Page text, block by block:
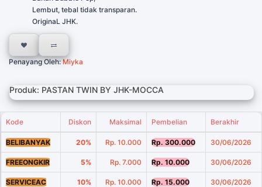
Lembut, tebal tidak transparan.
OriginaL JHK.
Penayang Oleh:Miyka
Produk: PASTAN TWIN BY JHK-MOCCA
Kode Diskon Maksimal Pembelian Berakhir
BELIBANYAK 20% Rp. 10.000 Rp. 300.000 30/06/2026
FREEONGKIR 5% Rp. 7.000 Rp. 10.000 30/06/2026
SERVICEAC 10% Rp. 10.000 Rp. 15.000 30/06/2026